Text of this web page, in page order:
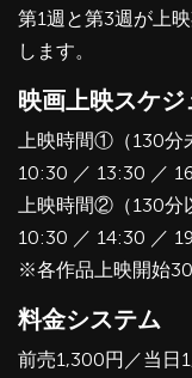
第1週と第3週が上
します。
映画上映スケジ
上映時間①（130分
10:30 ／ 13:30 ／
上映時間②（130分
10:30 ／ 14:30 ／
※各作品上映開始
料金システム
前売1,300円／当日